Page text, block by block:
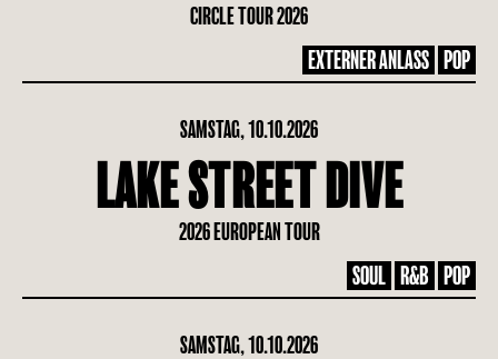
CIRCLE TOUR 2026
EXTERNER ANLASS POP
SAMSTAG, 10.10.2026
LAKE STREET DIVE
2026 EUROPEAN TOUR
SOUL R&B POP
SAMSTAG, 10.10.2026